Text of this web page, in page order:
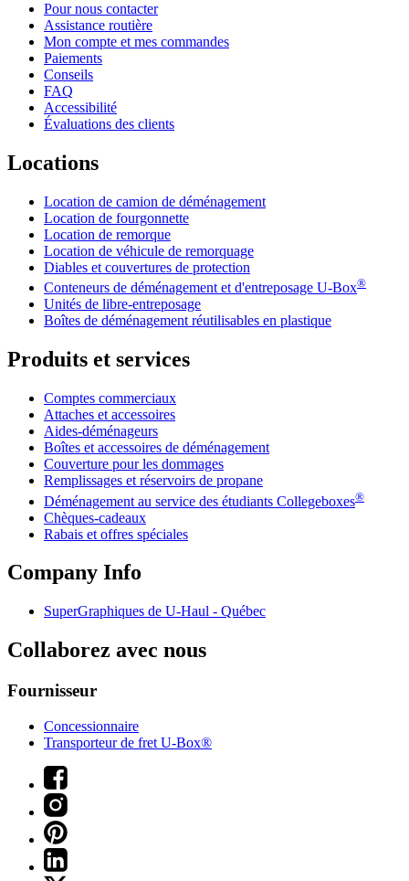
Pour nous contacter
Assistance routière
Mon compte et mes commandes
Paiements
Conseils
FAQ
Accessibilité
Évaluations des clients
Locations
Location de camion de déménagement
Location de fourgonnette
Location de remorque
Location de véhicule de remorquage
Diables et couvertures de protection
Conteneurs de déménagement et d'entreposage U-Box®
Unités de libre-entreposage
Boîtes de déménagement réutilisables en plastique
Produits et services
Comptes commerciaux
Attaches et accessoires
Aides-déménageurs
Boîtes et accessoires de déménagement
Couverture pour les dommages
Remplissages et réservoirs de propane
Déménagement au service des étudiants Collegeboxes®
Chèques-cadeaux
Rabais et offres spéciales
Company Info
SuperGraphiques de U-Haul - Québec
Collaborez avec nous
Fournisseur
Concessionnaire
Transporteur de fret U-Box®